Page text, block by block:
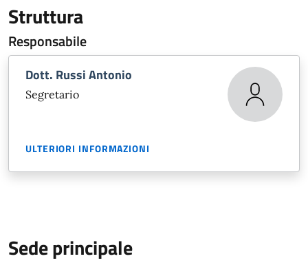
Struttura
Responsabile
Dott. Russi Antonio
Segretario
ULTERIORI INFORMAZIONI
Sede principale